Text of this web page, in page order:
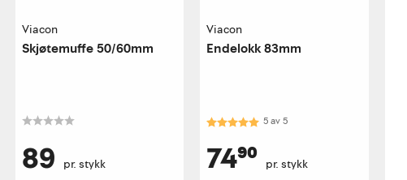
Viacon
Skjøtemuffe 50/60mm
89 pr. stykk
Viacon
Endelokk 83mm
Karakter:5.0 av 5 mulige
5av5
74⁹⁰ pr. stykk